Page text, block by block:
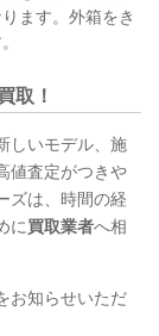
ます。外箱をき
取！
しいモデル、施
値査定がつきや
ズは、時間の経
に買取業者へ相
お知らせいただ